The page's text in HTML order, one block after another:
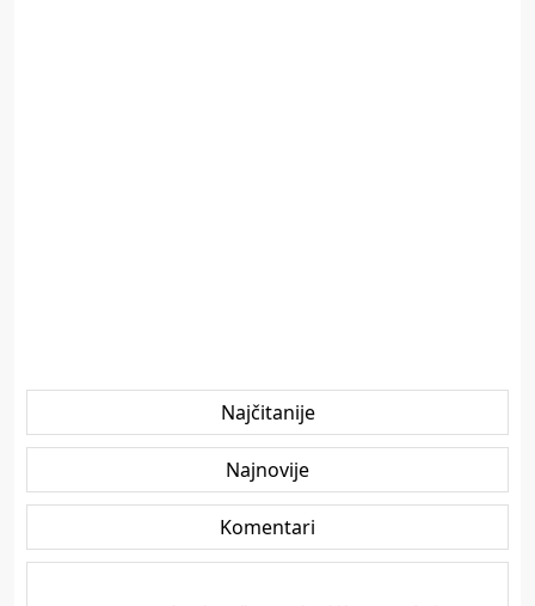
Najčitanije
Najnovije
Komentari